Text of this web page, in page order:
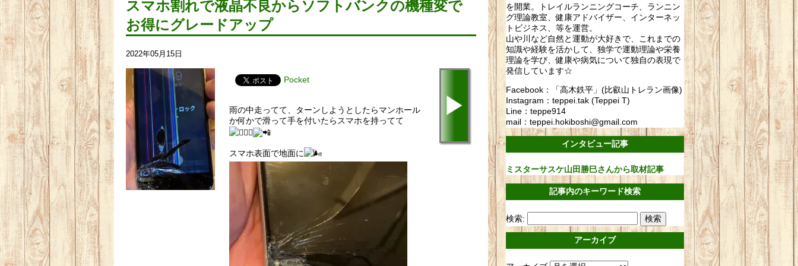
スマホ割れで液晶不良からソフトバンクの機種変で
お得にグレードアップ
2022年05月15日
Pocket
雨の中走ってて、ターンしようとしたらマンホール
か何かで滑って手を付いたらスマホを持ってて
スマホ表面で地面に
▶
を開業。トレイルランニングコーチ、ランニン
グ理論教室、健康アドバイザー、インターネッ
トビジネス、等を運営。
山や川など自然と運動が大好きで、これまでの
知識や経験を活かして、独学で運動理論や栄養
理論を学び、健康や病気について独自の表現で
発信しています☆
Facebook：「高木鉄平」(比叡山トレラン画像)
Instagram：teppei.tak (Teppei T)
Line：teppe914
mail：teppei.hokiboshi@gmail.com
インタビュー記事
ミスターサスケ山田勝巳さんから取材記事
記事内のキーワード検索
検索:
アーカイブ